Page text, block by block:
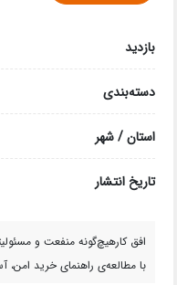
بازدید
دسته‌بندی
استان / شهر
تاریخ انتشار
افق کارهیچ‌گونه منفعت و
با مطالعه‌ی راهنمای خرید امن،